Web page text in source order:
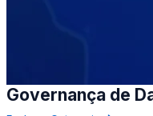
Governança de